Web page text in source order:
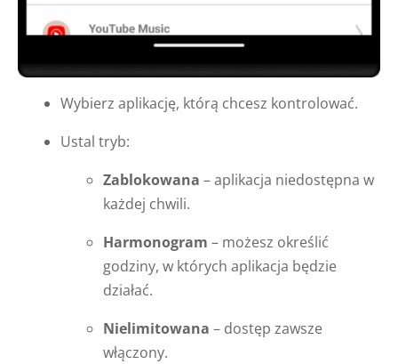
Wybierz aplikację, którą chcesz kontrolować.
Ustal tryb:
Zablokowana – aplikacja niedostępna w
każdej chwili.
Harmonogram – możesz określić
godziny, w których aplikacja będzie
działać.
Nielimitowana – dostęp zawsze
włączony.